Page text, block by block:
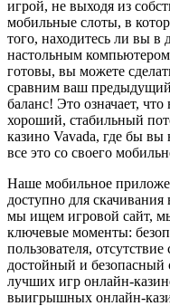
игрой, не выходя из
мобильные слоты, в
того, находитесь ли вы в
настольным
готовы, вы можете
сравним ваш
баланс! Это означает,
хороший, стабильный
казино Vavada, где бы
все это со своего
Наше мобильное
доступно для
мы ищем игровой сайт,
ключевые моменты:
пользователя,
достойный и безопасный
лучших игр онлайн-
выигрышных онлайн-